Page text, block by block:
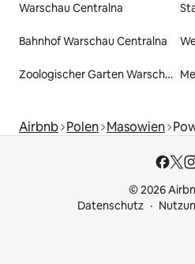
Warschau Centralna
Bahnhof Warschau Centralna
Zoologischer Garten Warschau
Airbnb Polen Masowien
© 2026
Datenschutz